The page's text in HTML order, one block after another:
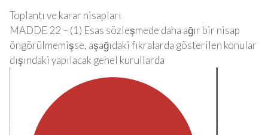
Toplantı ve karar nisapları
MADDE 22 – (1) Esas sözleşmede daha ağır bir nisap
öngörülmemişse, aşağıdaki fıkralarda gösterilen konular
dışındaki yapılacak genel kurullarda